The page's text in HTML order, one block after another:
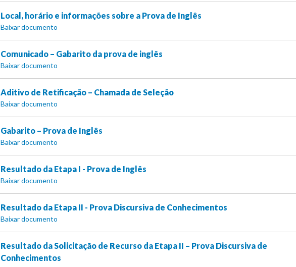
Local, horário e informações sobre a Prova de Inglês
Baixar documento
Comunicado – Gabarito da prova de inglês
Baixar documento
Aditivo de Retificação – Chamada de Seleção
Baixar documento
Gabarito – Prova de Inglês
Baixar documento
Resultado da Etapa I - Prova de Inglês
Baixar documento
Resultado da Etapa II - Prova Discursiva de Conhecimentos
Baixar documento
Resultado da Solicitação de Recurso da Etapa II – Prova Discursiva de
Conhecimentos